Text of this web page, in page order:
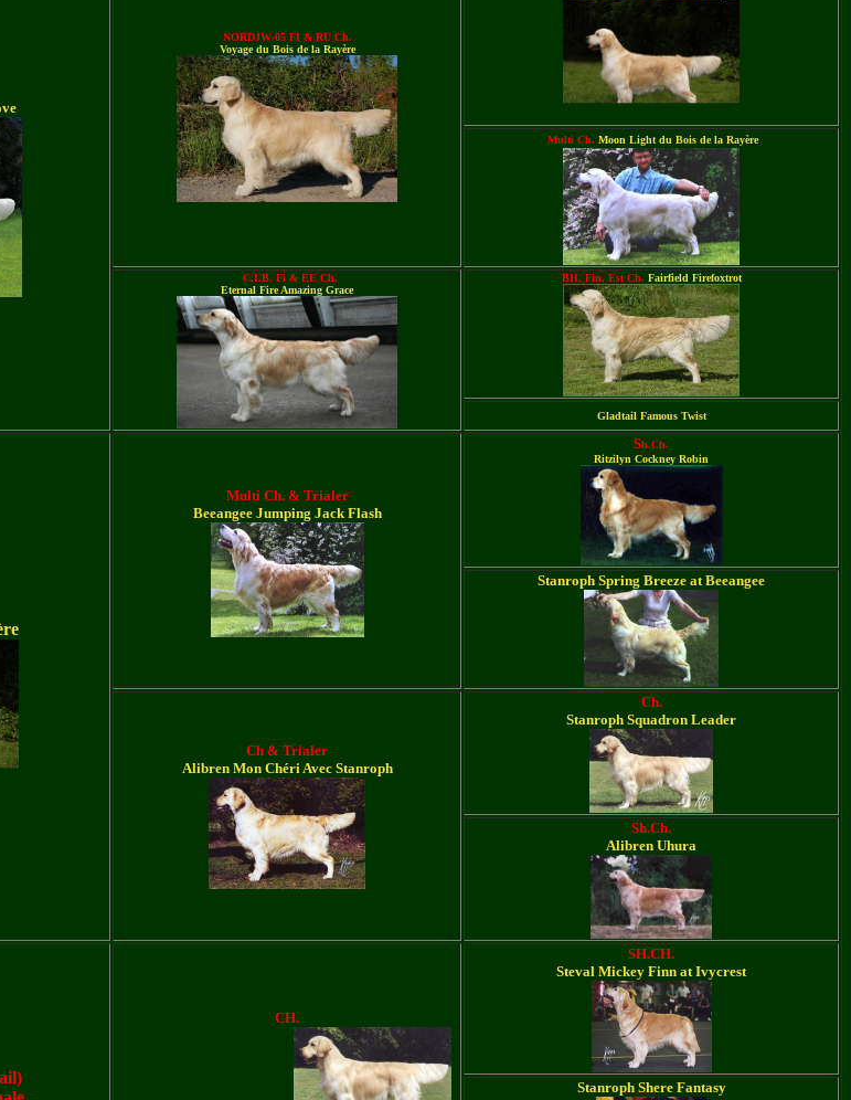
NORDJW-05 FI & RU Ch.
Voyage du Bois de la Rayère
Multi Ch. Moon Light du Bois de la Rayère
C.I.B. Fi & EE Ch.
Eternal Fire Amazing Grace
BH, Fin, Est Ch. Fairfield Firefoxtrot
Gladtail Famous Twist
Multi Ch.& Trialer
Beeangee Jumping Jack Flash
Sh.Ch.
Ritzilyn Cockney Robin
Stanroph Spring Breeze at Beeangee
Ch & Trialer
Alibren Mon Chéri Avec Stanroph
Ch.
Stanroph Squadron Leader
Sh.Ch.
Alibren Uhura
CH.
SH.CH.
Steval Mickey Finn at Ivycrest
Stanroph Shere Fantasy